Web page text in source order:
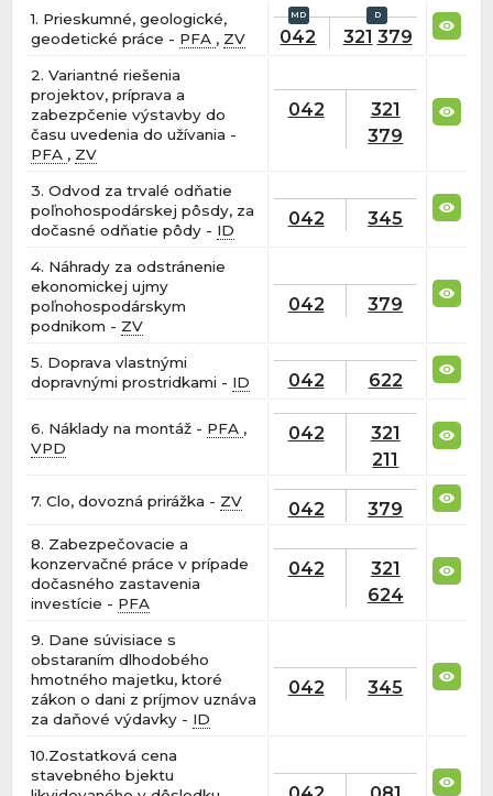
1. Prieskumné, geologické,
geodetické práce - PFA , ZV 042 321 379
2. Variantné riešenia
projektov, príprava a
zabezpčenie výstavby do
času uvedenia do užívania -
PFA , ZV
042
321
379
3. Odvod za trvalé odňatie
poľnohospodárskej pôsdy, za
dočasné odňatie pôdy - ID
042 345
4. Náhrady za odstránenie
ekonomickej ujmy
poľnohospodárskym
podnikom - ZV
042 379
5. Doprava vlastnými
dopravnými prostridkami - ID 042 622
6. Náklady na montáž - PFA ,
VPD
042
321
211
7. Clo, dovozná prirážka - ZV 042 379
8. Zabezpečovacie a
konzervačné práce v prípade
dočasného zastavenia
investície - PFA
042
321
624
9. Dane súvisiace s
obstaraním dlhodobého
hmotného majetku, ktoré
zákon o dani z príjmov uznáva
za daňové výdavky - ID
042 345
10.Zostatková cena
stavebného bjektu